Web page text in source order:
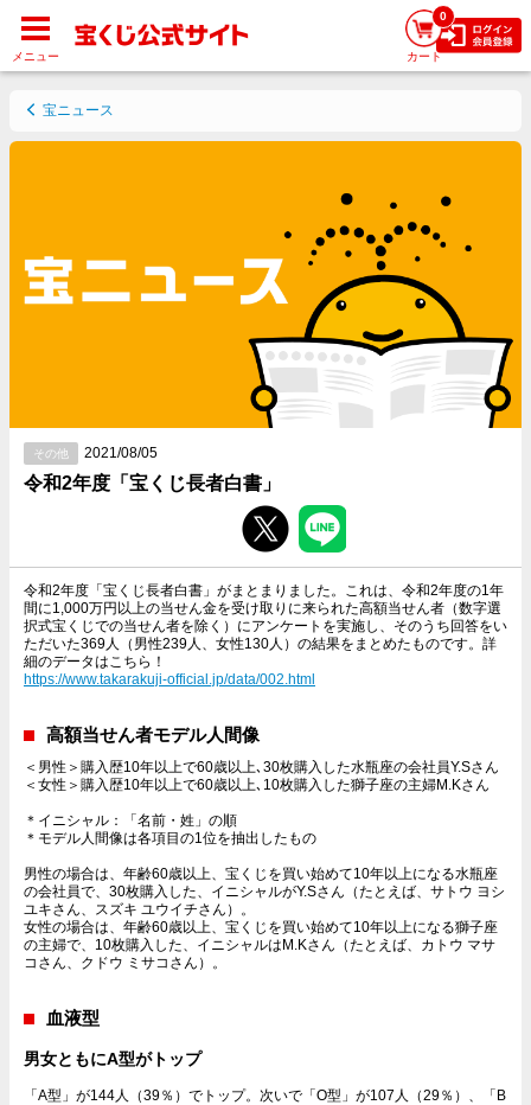
宝ニュース
その他 2021/08/05
令和2年度「宝くじ長者白書」
令和2年度「宝くじ長者白書」がまとまりました。これは、令和2年度の1年
間に1,000万円以上の当せん金を受け取りに来られた高額当せん者（数字選
択式宝くじでの当せん者を除く）にアンケートを実施し、そのうち回答をい
ただいた369人（男性239人、女性130人）の結果をまとめたものです。詳
細のデータはこちら！
https://www.takarakuji-official.jp/data/002.html
高額当せん者モデル人間像
＜男性＞購入歴10年以上で60歳以上､30枚購入した水瓶座の会社員Y.Sさん
＜女性＞購入歴10年以上で60歳以上､10枚購入した獅子座の主婦M.Kさん
＊イニシャル：「名前・姓」の順
＊モデル人間像は各項目の1位を抽出したもの
男性の場合は、年齢60歳以上、宝くじを買い始めて10年以上になる水瓶座
の会社員で、30枚購入した、イニシャルがY.Sさん（たとえば、サトウ ヨシ
ユキさん、スズキ ユウイチさん）。
女性の場合は、年齢60歳以上、宝くじを買い始めて10年以上になる獅子座
の主婦で、10枚購入した、イニシャルはM.Kさん（たとえば、カトウ マサ
コさん、クドウ ミサコさん）。
血液型
男女ともにA型がトップ
「A型」が144人（39％）でトップ。次いで「O型」が107人（29％）、「B
メニュー
0
カート